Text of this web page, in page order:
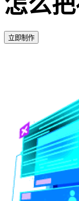
立即制作